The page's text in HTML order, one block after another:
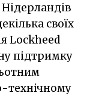
Нідерландів
своїх
Lockheed
підтримку
технічному